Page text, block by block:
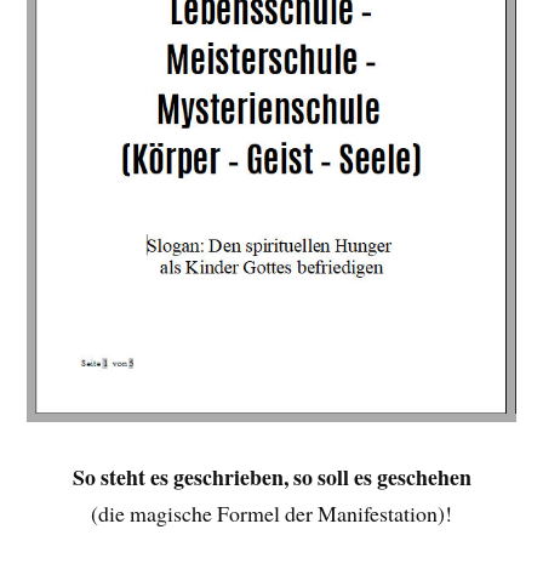
So steht es geschrieben, so soll es geschehen
(die magische Formel der Manifestation)!